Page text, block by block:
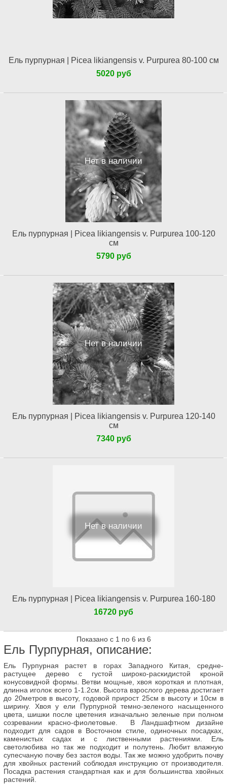
Ель пурпурная | Picea likiangensis v. Purpurea 80-100 см
5020 руб
Нет в наличии
Ель пурпурная | Picea likiangensis v. Purpurea 100-120
см
5790 руб
Нет в наличии
Ель пурпурная | Picea likiangensis v. Purpurea 120-140
см
7340 руб
Нет в наличии
Ель пурпурная | Picea likiangensis v. Purpurea 160-180
16720 руб
Показано с 1 по 6 из 6
Ель Пурпурная, описание:
Ель Пурпурная растет в горах Западного Китая, средне-
растущее дерево с густой широко-раскидистой кроной
конусовидной формы. Ветви мощные, хвоя короткая и плотная,
длинна иголок всего 1-1.2см. Высота взрослого дерева достигает
до 20метров в высоту, годовой прирост 25см в высоту и 10см в
ширину. Хвоя у ели Пурпурной темно-зеленого насыщенного
цвета, шишки после цветения изначально зеленые при полном
созревании красно-фиолетовые. В Ландшафтном дизайне
подходит для садов в Восточном стиле, одиночных посадках,
каменистых садах и с лиственными растениями. Ель
светолюбива но так же подходит и полутень. Любит влажную
супесчаную почву без застоя воды. Так же можно удобрить почву
для хвойных растений соблюдая инструкцию от производителя.
Посадка растения стандартная как и для большинства хвойных
растений.